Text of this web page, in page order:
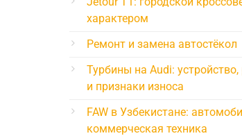
характером
Ремонт и замена автостёкол
Турбины на Audi: устройство,
и признаки износа
FAW в Узбекистане:
коммерческая техника